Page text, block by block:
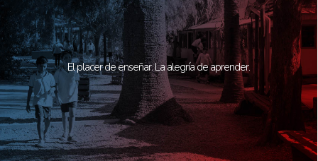
El placer de enseñar. La alegría de aprender.